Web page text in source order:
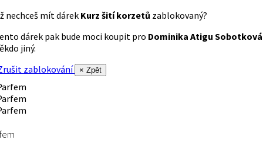
nechceš mít dárek Kurz šití korzetů zablokovaný?
dárek pak bude moci koupit pro Dominika Atigu Sobotková
jiný.
zablokování
× Zpět